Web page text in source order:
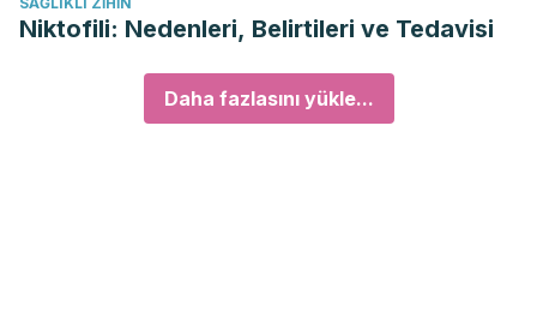
Niktofili: Nedenleri, Belirtileri ve Tedavisi
Daha fazlasını yükle...